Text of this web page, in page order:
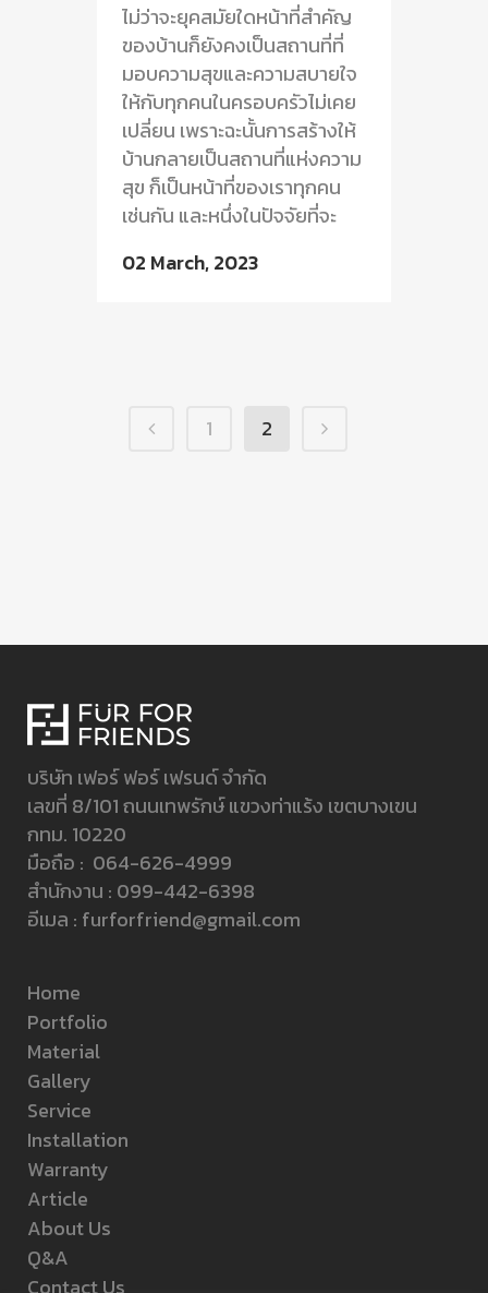
ไม่ว่าจะยุคสมัยใดหน้าที่สำคัญ
ของบ้านก็ยังคงเป็นสถานที่ที่
มอบความสุขและความสบายใจ
ให้กับทุกคนในครอบครัวไม่เคย
เปลี่ยน เพราะฉะนั้นการสร้างให้
บ้านกลายเป็นสถานที่แห่งความ
สุข ก็เป็นหน้าที่ของเราทุกคน
เช่นกัน และหนึ่งในปัจจัยที่จะ
การตกแต่งภายในให้น่าอยู่และ
02 March, 2023
1 2
บริษัท เฟอร์ ฟอร์ เฟรนด์ จำกัด
เลขที่ 8/101 ถนนเทพรักษ์ แขวงท่าแร้ง เขตบางเขน
กทม. 10220
มือถือ : 064-626-4999
สำนักงาน : 099-442-6398
อีเมล : furforfriend@gmail.com
Home
Portfolio
Material
Gallery
Service
Installation
Warranty
Article
About Us
Q&A
Contact Us